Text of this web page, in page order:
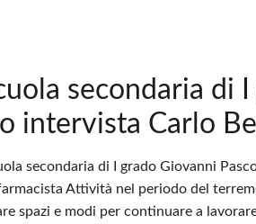
secondaria di
intervista Carlo
secondaria di I grado Giovanni
Attività nel periodo del
spazi e modi per continuare a